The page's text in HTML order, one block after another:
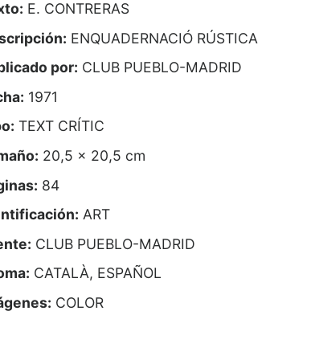
E. CONTRERAS
ENQUADERNACIÓ RÚSTICA
por: CLUB PUEBLO-MADRID
1971
TEXT CRÍTIC
20,5 x 20,5 cm
84
ART
CLUB PUEBLO-MADRID
CATALÀ, ESPAÑOL
COLOR